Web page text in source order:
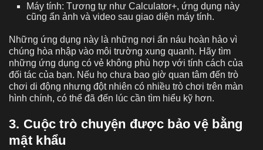
Máy tính: Tương tự như Calculator+, ứng dụng này
cũng ẩn ảnh và video sau giao diện máy tính.
Những ứng dụng này là những nơi ẩn náu hoàn hảo vì
chúng hòa nhập vào môi trường xung quanh. Hãy tìm
những ứng dụng có vẻ không phù hợp với tính cách của
đối tác của bạn. Nếu họ chưa bao giờ quan tâm đến trò
chơi di động nhưng đột nhiên có nhiều trò chơi trên màn
hình chính, có thể đã đến lúc cần tìm hiểu kỹ hơn.
3. Cuộc trò chuyện được bảo vệ bằng
mật khẩu